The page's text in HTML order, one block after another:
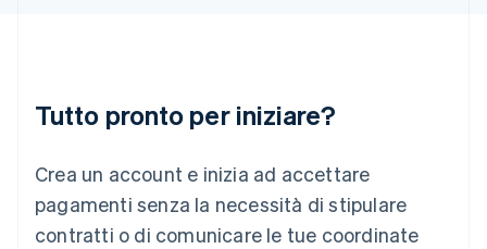
Tutto pronto per iniziare?
Crea un account e inizia ad accettare
pagamenti senza la necessità di stipulare
contratti o di comunicare le tue coordinate
Lituania
Lussemburgo
Deutsch English
Malaysia
English 简体中文